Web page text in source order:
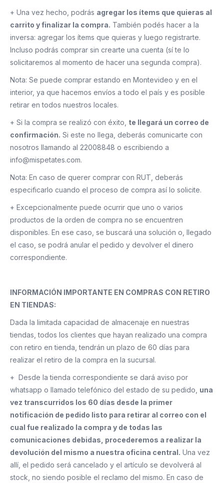
+ Una vez hecho, podrás agregar los ítems que quieras al
carrito y finalizar la compra. También podés hacer a la
inversa: agregar los ítems que quieras y luego registrarte.
Incluso podrás comprar sin crearte una cuenta (sí te lo
solicitaremos al momento de hacer una segunda compra).
Nota: Se puede comprar estando en Montevideo y en el
interior, ya que hacemos envíos a todo el país y es posible
retirar en todos nuestros locales.
+ Si la compra se realizó con éxito, te llegará un correo de
confirmación. Si este no llega, deberás comunicarte con
nosotros llamando al 22008848 o escribiendo a
info@mispetates.com.
Nota: En caso de querer comprar con RUT, deberás
especificarlo cuando el proceso de compra así lo solicite.
+ Excepcionalmente puede ocurrir que uno o varios
productos de la orden de compra no se encuentren
disponibles. En ese caso, se buscará una solución o, llegado
el caso, se podrá anular el pedido y devolver el dinero
correspondiente.
INFORMACIÓN IMPORTANTE EN COMPRAS CON RETIRO
EN TIENDAS:
Dada la limitada capacidad de almacenaje en nuestras
tiendas, todos los clientes que hayan realizado una compra
con retiro en tienda, tendrán un plazo de 60 días para
realizar el retiro de la compra en la sucursal.
+ Desde la tienda correspondiente se dará aviso por
whatsapp o llamado telefónico del estado de su pedido, una
vez transcurridos los 60 días desde la primer
notificación de pedido listo para retirar al correo con el
cual fue realizado la compra y de todas las
comunicaciones debidas, procederemos a realizar la
devolución del mismo a nuestra oficina central. Una vez
allí, el pedido será cancelado y el artículo se devolverá al
stock, no siendo posible el reclamo del mismo. En caso de